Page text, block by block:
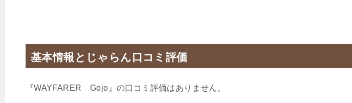
基本情報とじゃらん口コミ評価
『WAYFARER Gojo』の口コミ評価はありません。